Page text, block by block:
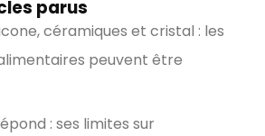
parus
céramiques et cristal : les
peuvent être
: ses limites sur